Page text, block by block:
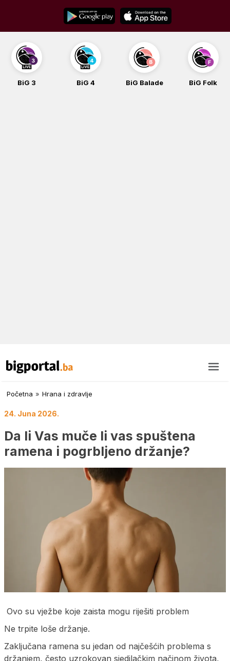
content
BiG 4 BiG Balade BiG Folk BiG iG
Početna » Hrana i zdravlje
24. Juna 2026.
Da li Vas muče li vas spuštena
ramena i pogrbljeno držanje?
Ovo su vježbe koje zaista mogu riješiti problem
Ne trpite loše držanje.
Zaključana ramena su jedan od najčešćih problema s
držanjem, često uzrokovan sjedilačkim načinom života,